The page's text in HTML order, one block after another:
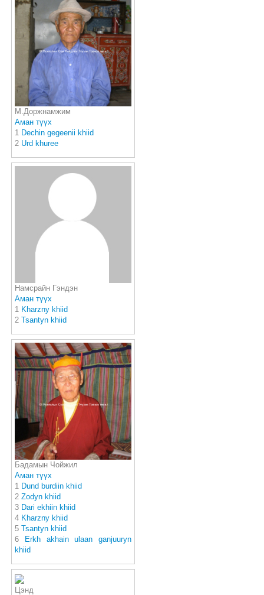
М.Доржнамжим
Аман түүх
1 Dechin gegeenii khiid
2 Urd khuree
Намсрайн Гэндэн
Аман түүх
1 Kharzny khiid
2 Tsantyn khiid
Бадамын Чойжил
Аман түүх
1 Dund burdiin khiid
2 Zodyn khiid
3 Dari ekhiin khiid
4 Kharzny khiid
5 Tsantyn khiid
6 Erkh akhain ulaan ganjuuryn
khiid
Цэнд